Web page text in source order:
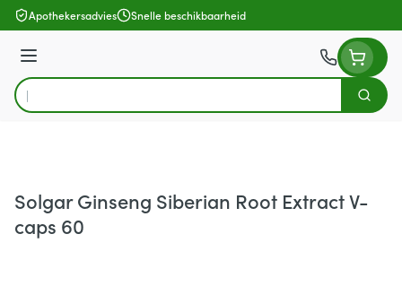
Ga naar de inhoud
Apothekersadvies Snelle beschikbaarheid
Menu
Product, merk, categorie...
Zoek
Solgar Ginseng Siberian Root Extract V-
caps 60